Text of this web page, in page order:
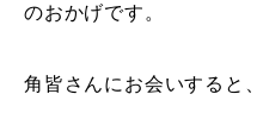
のおかげです。
角皆さんにお会いすると、